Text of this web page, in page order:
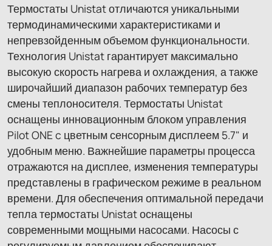
Термостаты Unistat отличаются уникальными
термодинамическими характеристиками и
непревзойденным объемом функциональности.
Технология Unistat гарантирует максимально
высокую скорость нагрева и охлаждения, а также
широчайший диапазон рабочих температур без
смены теплоносителя. Термостаты Unistat
оснащены инновационным блоком управления
Pilot ONE c цветным сенсорным дисплеем 5.7" и
удобным меню. Важнейшие параметры процесса
отражаются на дисплее, изменения температуры
представлены в графическом режиме в реальном
времени. Для обеспечения оптимальной передачи
тепла термостаты Unistat оснащены
современными мощными насосами. Насосы с